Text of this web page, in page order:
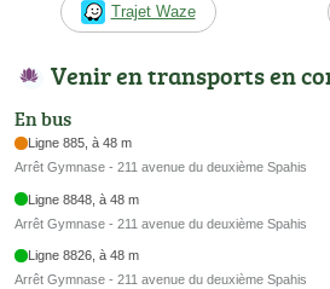
Trajet Waze
Venir en transports en
En bus
Ligne 885, à 48 m
Arrêt Gymnase - 211 avenue du deuxième Spahis
Ligne 8848, à 48 m
Arrêt Gymnase - 211 avenue du deuxième Spahis
Ligne 8826, à 48 m
Arrêt Gymnase - 211 avenue du deuxième Spahis